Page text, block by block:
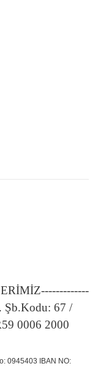
Şb.Kodu: 67 /
0006 2000
0945403 IBAN NO: